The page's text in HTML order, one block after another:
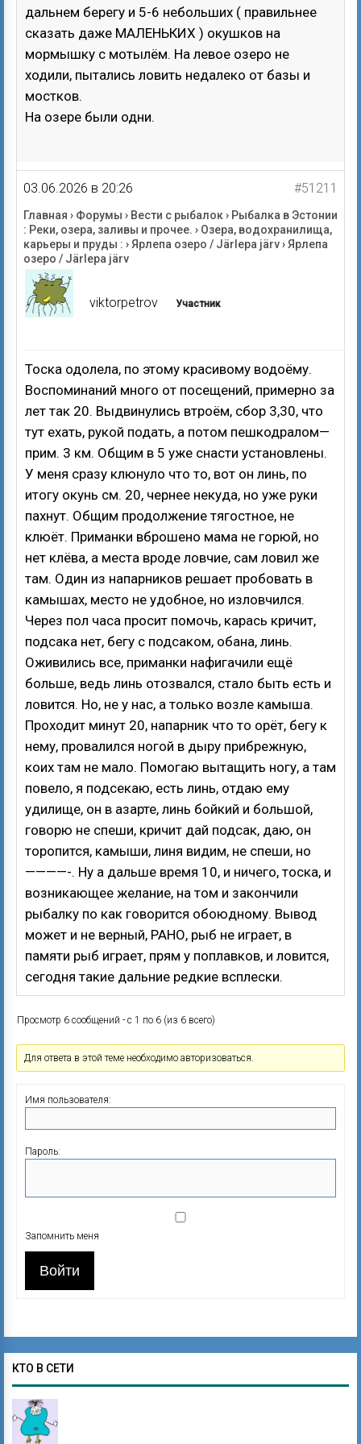
дальнем берегу и 5-6 небольших ( правильнее
сказать даже МАЛЕНЬКИХ ) окушков на
мормышку с мотылём. На левое озеро не
ходили, пытались ловить недалеко от базы и
мостков.
На озере были одни.
03.06.2026 в 20:26 #51211
Главная › Форумы › Вести с рыбалок› Рыбалка в Эстонии
: Реки, озера, заливы и прочее. › Озера, водохранилища,
карьеры и пруды : › Ярлепа озеро / Järlepa järv› Ярлепа
озеро / Järlepa järv
viktorpetrov Участник
Тоска одолела, по этому красивому водоёму.
Воспоминаний много от посещений, примерно за
лет так 20. Выдвинулись втроём, сбор 3,30, что
тут ехать, рукой подать, а потом пешкодралом—
прим. 3 км. Общим в 5 уже снасти установлены.
У меня сразу клюнуло что то, вот он линь, по
итогу окунь см. 20, чернее некуда, но уже руки
пахнут. Общим продолжение тягостное, не
клюёт. Приманки вброшено мама не горюй, но
нет клёва, а места вроде ловчие, сам ловил же
там. Один из напарников решает пробовать в
камышах, место не удобное, но изловчился.
Через пол часа просит помочь, карась кричит,
подсака нет, бегу с подсаком, обана, линь.
Оживились все, приманки нафигачили ещё
больше, ведь линь отозвался, стало быть есть и
ловится. Но, не у нас, а только возле камыша.
Проходит минут 20, напарник что то орёт, бегу к
нему, провалился ногой в дыру прибрежную,
коих там не мало. Помогаю вытащить ногу, а там
повело, я подсекаю, есть линь, отдаю ему
удилище, он в азарте, линь бойкий и большой,
говорю не спеши, кричит дай подсак, даю, он
торопится, камыши, линя видим, не спеши, но
————-. Ну а дальше время 10, и ничего, тоска, и
возникающее желание, на том и закончили
рыбалку по как говорится обоюдному. Вывод
может и не верный, РАНО, рыб не играет, в
памяти рыб играет, прям у поплавков, и ловится,
сегодня такие дальние редкие всплески.
Просмотр 6 сообщений - с 1 по 6 (из 6 всего)
Для ответа в этой теме необходимо авторизоваться.
Имя пользователя:
Пароль:
Запомнить меня
Войти
КТО В СЕТИ